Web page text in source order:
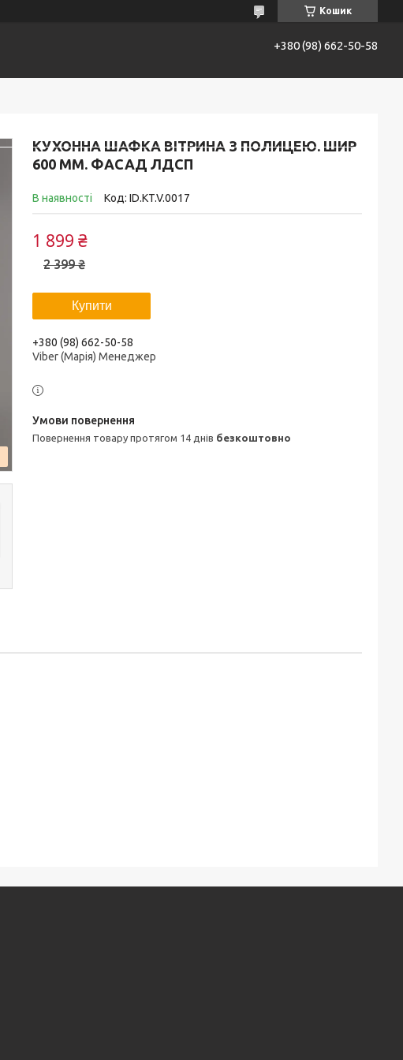
Кошик
+380 (98) 662-50-58
КУХОННА ШАФКА ВІТРИНА З ПОЛИЦЕЮ. ШИР
600 ММ. ФАСАД ЛДСП
В наявності Код: ID.KT.V.0017
2 399 ₴
1 899 ₴
Купити
+380 (98) 662-50-58
Viber (Марія) Менеджер
повернення товару протягом 14 днів безкоштовно